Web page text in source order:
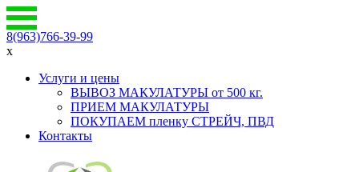
8(963)766-39-99
x
Услуги и цены
ВЫВОЗ МАКУЛАТУРЫ от 500 кг.
ПРИЕМ МАКУЛАТУРЫ
ПОКУПАЕМ пленку СТРЕЙЧ, ПВД
Контакты